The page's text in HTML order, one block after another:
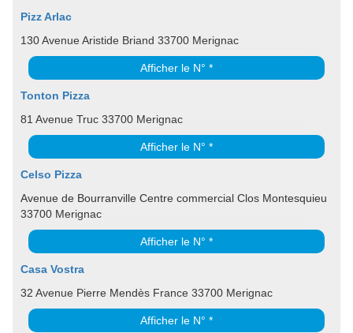
Pizz Arlac
130 Avenue Aristide Briand 33700 Merignac
Afficher le N° *
Tonton Pizza
81 Avenue Truc 33700 Merignac
Afficher le N° *
Celso Pizza
Avenue de Bourranville Centre commercial Clos Montesquieu
33700 Merignac
Afficher le N° *
Casa Vostra
32 Avenue Pierre Mendès France 33700 Merignac
Afficher le N° *